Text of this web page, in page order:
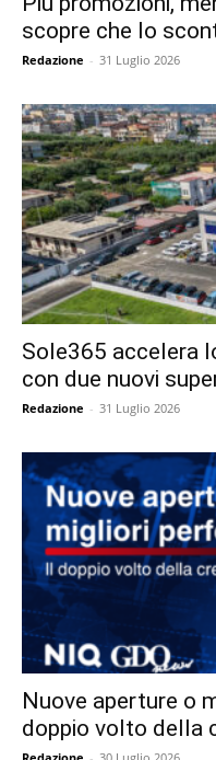
scopre che lo
Redazione - 31 Luglio 2026
Sole365 accelera
con due nuovi
Redazione - 31 Luglio 2026
Nuove aperture o
doppio volto della